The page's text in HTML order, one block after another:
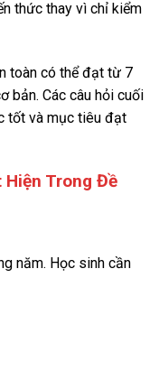
thức thay vì chỉ kiểm
toàn có thể đạt từ 7
bản. Các câu hỏi cuối
tốt và mục tiêu đạt
Hiện Trong Đề
năm. Học sinh cần